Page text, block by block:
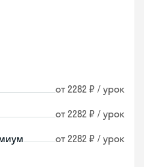
от 2282 ₽ / урок
от 2282 ₽ / урок
от 2282 ₽ / урок